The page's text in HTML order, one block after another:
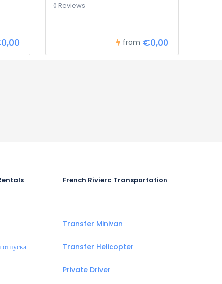
0 Reviews
from €0,00
French Riviera Transportation
Transfer Minivan
Transfer Helicopter
Private Driver